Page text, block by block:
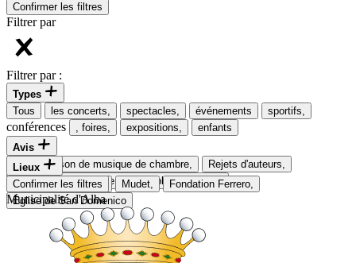
Confirmer les filtres
Filtrer par
Filtrer par :
Types
Tous
les concerts, spectacles, événements sportifs,
conférences , foires, expositions,
enfants
Avis
49e
saison de musique de chambre,
Rejets d'auteurs,
Foire internationale de la truffe blanche d'Alba
Lieux
Théâtre social
All Mudet,
Fondation Ferrero,
Église de San Domenico
Confirmer les filtres
Municipalité d'Alba